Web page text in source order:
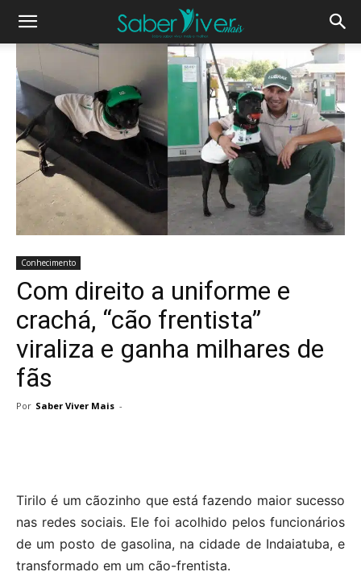
Conhecimento
Com direito a uniforme e
crachá, “cão frentista”
viraliza e ganha milhares de
fãs
Por Saber Viver Mais -
Tirilo é um cãozinho que está fazendo maior sucesso
nas redes sociais. Ele foi acolhido pelos funcionários
de um posto de gasolina, na cidade de Indaiatuba, e
transformado em um cão-frentista.